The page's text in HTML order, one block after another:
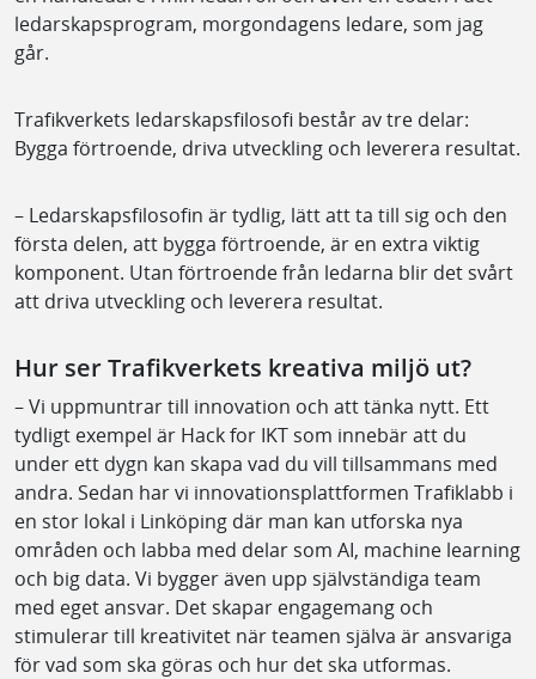
ledarskapsprogram, morgondagens ledare, som jag
går.
Trafikverkets ledarskapsfilosofi består av tre delar:
Bygga förtroende, driva utveckling och leverera resultat.
– Ledarskapsfilosofin är tydlig, lätt att ta till sig och den
första delen, att bygga förtroende, är en extra viktig
komponent. Utan förtroende från ledarna blir det svårt
att driva utveckling och leverera resultat.
Hur ser Trafikverkets kreativa miljö ut?
– Vi uppmuntrar till innovation och att tänka nytt. Ett
tydligt exempel är Hack for IKT som innebär att du
under ett dygn kan skapa vad du vill tillsammans med
andra. Sedan har vi innovationsplattformen Trafiklabb i
en stor lokal i Linköping där man kan utforska nya
områden och labba med delar som AI, machine learning
och big data. Vi bygger även upp självständiga team
med eget ansvar. Det skapar engagemang och
stimulerar till kreativitet när teamen själva är ansvariga
för vad som ska göras och hur det ska utformas.